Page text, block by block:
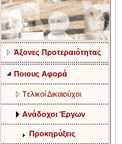
Άξονες Προτεραιότητας
Ποιους Αφορά
Tελικοί Δικαιούχοι
Ανάδοχοι Έργων
Προκηρύξεις